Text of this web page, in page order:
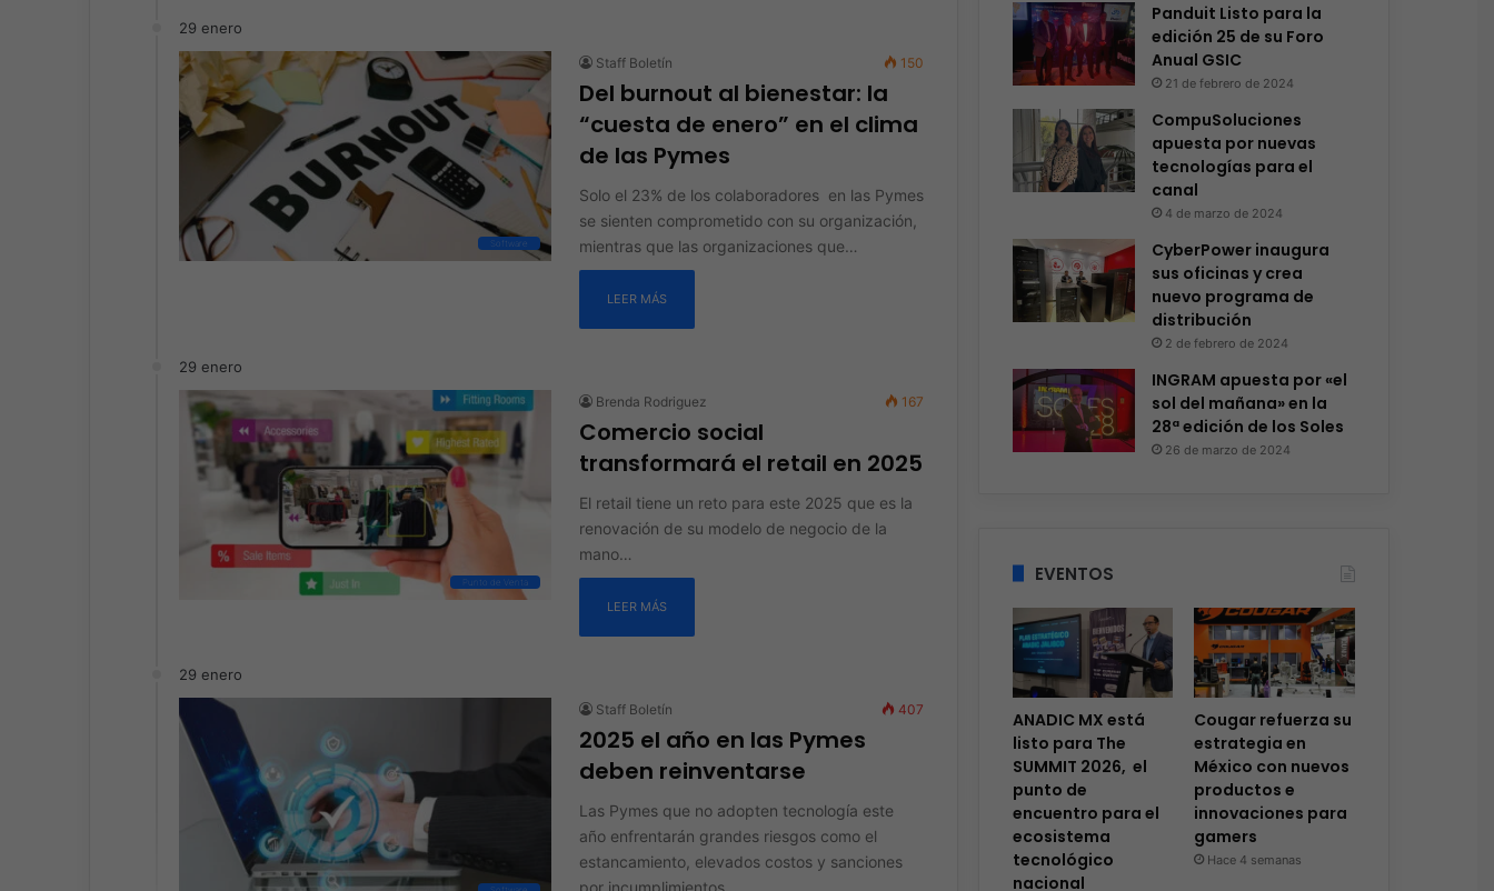
29 enero
Software
Staff Boletín 150
Del burnout al bienestar: la
“cuesta de enero” en el clima
de las Pymes
Solo el 23% de los colaboradores en las Pymes
se sienten comprometido con su organización,
mientras que las organizaciones que…
LEER MÁS
29 enero
Punto de Venta
Brenda Rodriguez 167
Comercio social
transformará el retail en 2025
El retail tiene un reto para este 2025 que es la
renovación de su modelo de negocio de la
mano…
LEER MÁS
29 enero
Staff Boletín 407
2025 el año en las Pymes
deben reinventarse
Las Pymes que no adopten tecnología este
año enfrentarán grandes riesgos como el
estancamiento, elevados costos y sanciones
por incumplimientos…
Panduit Listo para la
edición 25 de su Foro
Anual GSIC
21 de febrero de 2024
CompuSoluciones
apuesta por nuevas
tecnologías para el
canal
4 de marzo de 2024
CyberPower inaugura
sus oficinas y crea
nuevo programa de
distribución
2 de febrero de 2024
INGRAM apuesta por «el
sol del mañana» en la
28ª edición de los Soles
26 de marzo de 2024
EVENTOS
ANADIC MX está
listo para The
SUMMIT 2026, el
punto de
encuentro para el
ecosistema
tecnológico
nacional
Cougar refuerza su
estrategia en
México con nuevos
productos e
innovaciones para
gamers
Hace 4 semanas